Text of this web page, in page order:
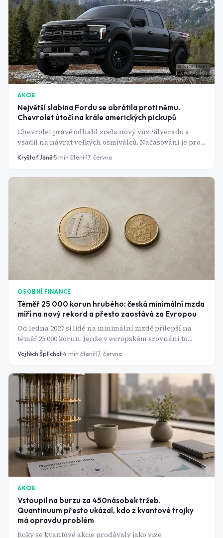
AKCIE
Největší slabina Fordu se obrátila proti němu.
Chevrolet útočí na krále amerických pickupů
Chevrolet právě odhalil zcela nový vůz Silverado a
vsadil na návrat velkých osmiválců. Načasování je pro
Ford opravdu špatné. Rival nedokáže udržet svůj
kultovní F-150 na skladě. A vinu nese paradoxně to, co z
Kryštof Jáně 5 min čtení 17. června
OSOBNÍ FINANCE
Téměř 25 000 korun hrubého: česká minimální mzda
míří na nový rekord a přesto zaostává za Evropou
Od ledna 2027 si lidé na minimální mzdě přilepší na
téměř 25 000 korun. Jenže v evropském srovnání to
Česku na chvostu pomáhá jen málo.
Vojtěch Šplíchal 4 min čtení 17. června
AKCIE
Vstoupil na burzu za 450násobek tržeb.
Quantinuum přesto ukázal, kdo z kvantové trojky
má opravdu problém
Roky se kvantové akcie prodávaly jako vize